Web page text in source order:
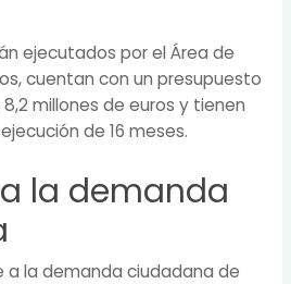
ejecutados por el Área de
cuentan con un presupuesto
millones de euros y tienen
de 16 meses.
la demanda
a la demanda ciudadana de